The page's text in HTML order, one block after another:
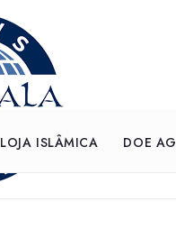
LOJA ISLÂMICA DOE